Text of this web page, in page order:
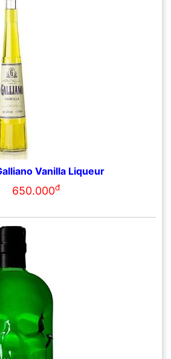
Vanilla Liqueur
650.000đ